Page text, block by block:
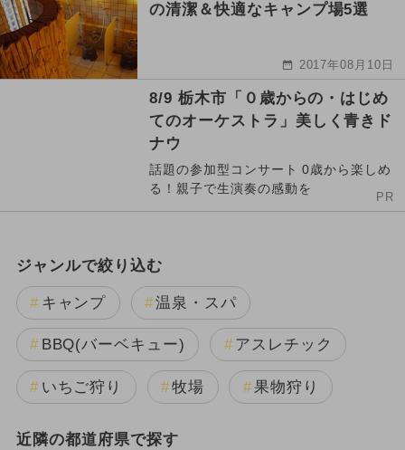
の清潔＆快適なキャンプ場5選
2017年08月10日
8/9 栃木市「０歳からの・はじめ
てのオーケストラ」美しく青きド
ナウ
話題の参加型コンサート 0歳から楽しめ
る！親子で生演奏の感動を
PR
ジャンルで絞り込む
キャンプ 温泉・スパ
BBQ(バーベキュー) アスレチック
いちご狩り 牧場 果物狩り
近隣の都道府県で探す